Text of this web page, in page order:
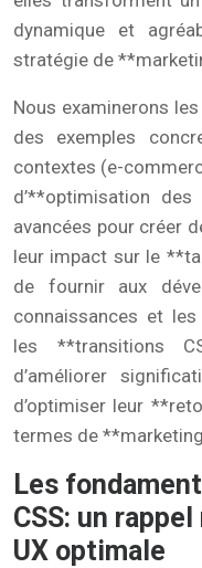
dynamique et
stratégie de
Nous examinerons
des exemples
contextes (e-
d’**optimisation
avancées pour créer
leur impact sur le
de fournir aux
connaissances et
les **transitions
d’améliorer
d’optimiser leur
termes de
Les
CSS: un
UX optimale